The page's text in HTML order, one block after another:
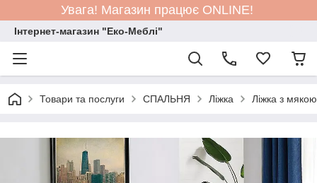
Увага! Магазин працює ONLINE!
Інтернет-магазин "Еко-Меблі"
Товари та послуги СПАЛЬНЯ Ліжка Ліжка з